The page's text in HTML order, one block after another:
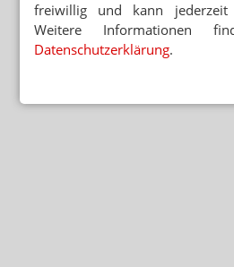
freiwillig und kann jederzeit
Weitere Informationen
Datenschutzerklärung.